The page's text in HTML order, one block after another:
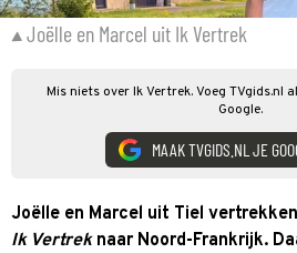
Joëlle en Marcel uit Ik Vertrek
Mis niets over Ik Vertrek. Voeg TVgids.nl
Google.
MAAK TVGIDS.NL JE
Joëlle en Marcel uit Tiel
Ik Vertreknaar Noord-Frankrijk.